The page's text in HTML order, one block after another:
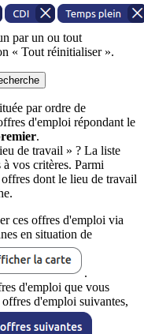
par un ou tout
« Tout réinitialiser ».
par ordre de
d'emploi répondant le
.
de travail » ? La liste
vos critères. Parmi
dont le lieu de travail
ces offres d'emploi via
en situation de
.
d'emploi que vous
d'emploi suivantes,